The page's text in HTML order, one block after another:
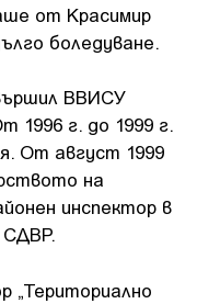
от Красимир
боледуване.
ВВИСУ
1996 г. до 1999 г.
От август 1999
на
инспектор в
СДВР.
„Териториално